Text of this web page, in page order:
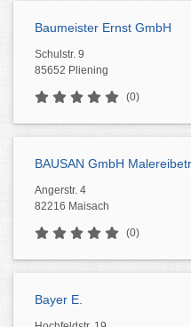
Baumeister Ernst GmbH
Schulstr. 9
85652 Pliening
(0)
BAUSAN GmbH
Angerstr. 4
82216 Maisach
(0)
Bayer E.